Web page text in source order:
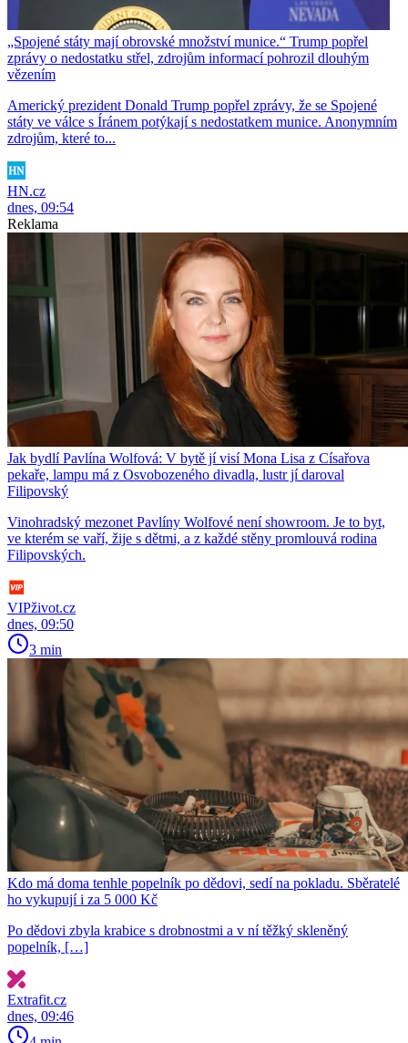
„Spojené státy mají obrovské množství munice.“ Trump popřel
zprávy o nedostatku střel, zdrojům informací pohrozil dlouhým
vězením
Americký prezident Donald Trump popřel zprávy, že se Spojené
státy ve válce s Íránem potýkají s nedostatkem munice. Anonymním
zdrojům, které to...
HN.cz
dnes, 09:54
Reklama
Jak bydlí Pavlína Wolfová: V bytě jí visí Mona Lisa z Císařova
pekaře, lampu má z Osvobozeného divadla, lustr jí daroval
Filipovský
Vinohradský mezonet Pavlíny Wolfové není showroom. Je to byt,
ve kterém se vaří, žije s dětmi, a z každé stěny promlouvá rodina
Filipovských.
VIPživot.cz
dnes, 09:50
3 min
Kdo má doma tenhle popelník po dědovi, sedí na pokladu. Sběratelé
ho vykupují i za 5 000 Kč
Po dědovi zbyla krabice s drobnostmi a v ní těžký skleněný
popelník, […]
Extrafit.cz
dnes, 09:46